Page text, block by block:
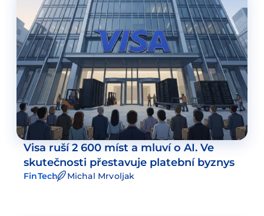
Visa ruší 2 600 míst a mluví o AI. Ve
skutečnosti přestavuje platební byznys
FinTech Michal Mrvoljak